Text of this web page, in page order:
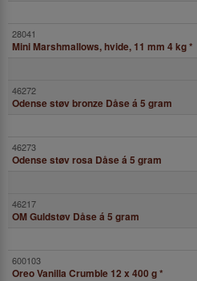
Mini Marshmallows, hvide, 11 mm 4 kg*
Odense støv bronze Dåse á 5 gram
Odense støv rosa Dåse á 5 gram
OM Guldstøv Dåse á 5 gram
Oreo Vanilla Crumble 12 x 400 g*